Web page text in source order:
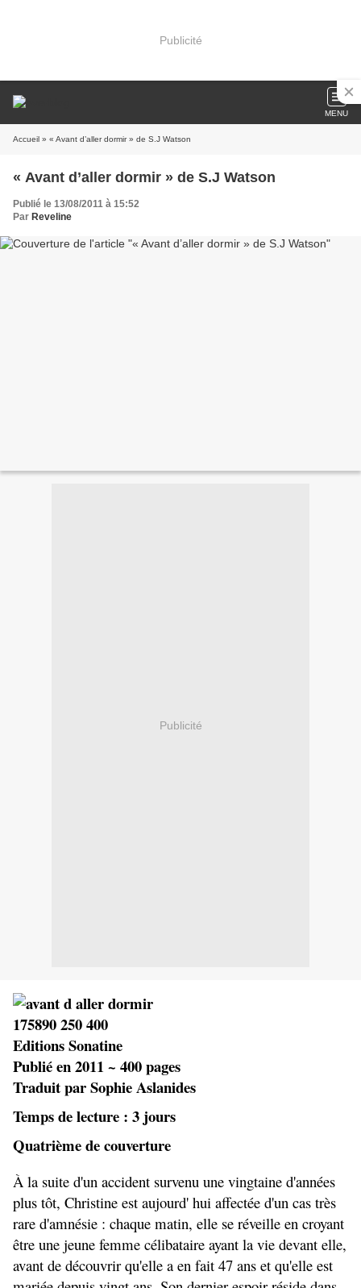
Publicité
MENU
Accueil » « Avant d’aller dormir » de S.J Watson
« Avant d’aller dormir » de S.J Watson
Publié le 13/08/2011 à 15:52
Par Reveline
Publicité
Editions Sonatine
Publié en 2011 ~ 400 pages
Traduit par Sophie Aslanides
Temps de lecture : 3 jours
Quatrième de couverture
À la suite d'un accident survenu une vingtaine d'années
plus tôt, Christine est aujourd' hui affectée d'un cas très
rare d'amnésie : chaque matin, elle se réveille en croyant
être une jeune femme célibataire ayant la vie devant elle,
avant de découvrir qu'elle a en fait 47 ans et qu'elle est